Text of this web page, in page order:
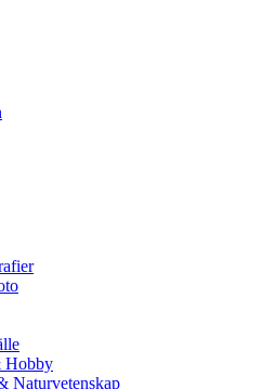
Hobby
Naturvetenskap